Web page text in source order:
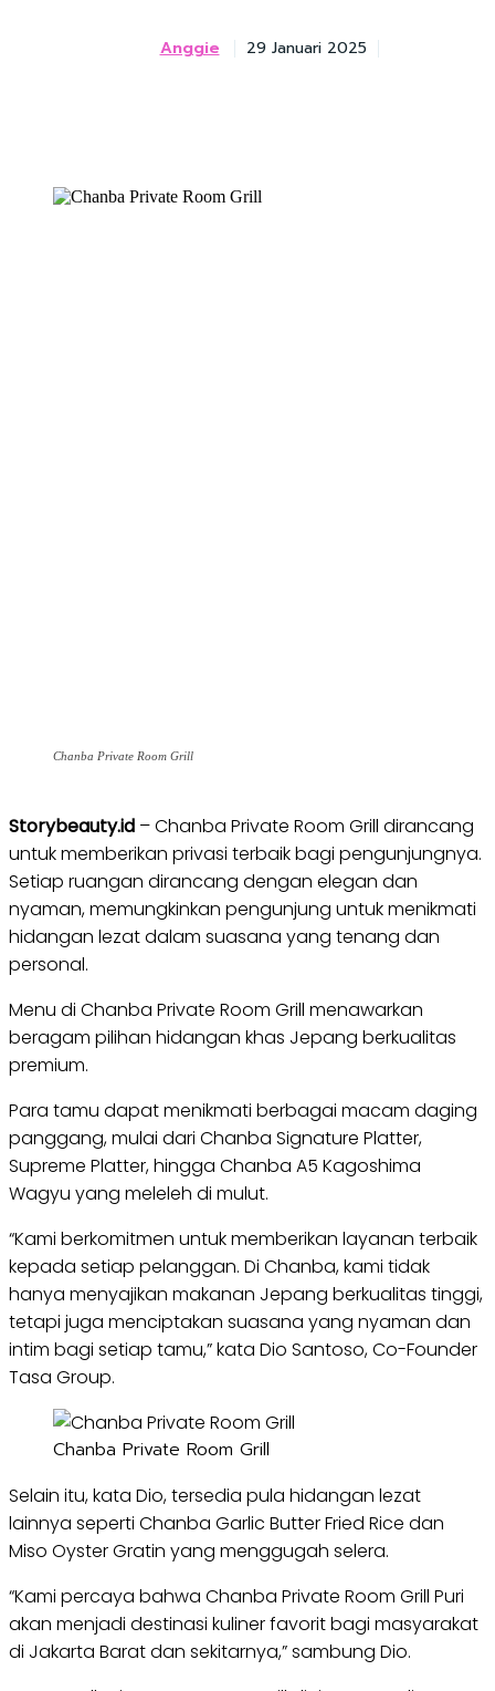
Anggie 29 Januari 2025
Chanba Private Room Grill
Storybeauty.id – Chanba Private Room Grill dirancang
untuk memberikan privasi terbaik bagi pengunjungnya.
Setiap ruangan dirancang dengan elegan dan
nyaman, memungkinkan pengunjung untuk menikmati
hidangan lezat dalam suasana yang tenang dan
personal.
Menu di Chanba Private Room Grill menawarkan
beragam pilihan hidangan khas Jepang berkualitas
premium.
Para tamu dapat menikmati berbagai macam daging
panggang, mulai dari Chanba Signature Platter,
Supreme Platter, hingga Chanba A5 Kagoshima
Wagyu yang meleleh di mulut.
“Kami berkomitmen untuk memberikan layanan terbaik
kepada setiap pelanggan. Di Chanba, kami tidak
hanya menyajikan makanan Jepang berkualitas tinggi,
tetapi juga menciptakan suasana yang nyaman dan
intim bagi setiap tamu,” kata Dio Santoso, Co-Founder
Tasa Group.
Chanba Private Room Grill
Selain itu, kata Dio, tersedia pula hidangan lezat
lainnya seperti Chanba Garlic Butter Fried Rice dan
Miso Oyster Gratin yang menggugah selera.
“Kami percaya bahwa Chanba Private Room Grill Puri
akan menjadi destinasi kuliner favorit bagi masyarakat
di Jakarta Barat dan sekitarnya,” sambung Dio.